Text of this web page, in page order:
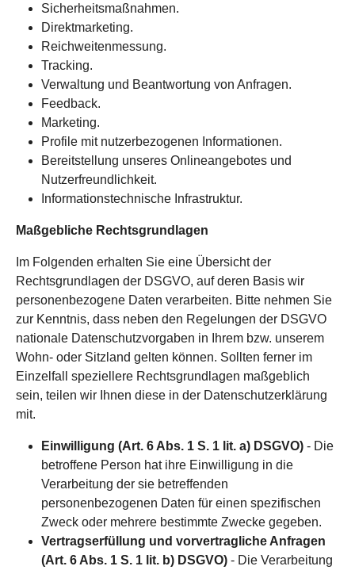
Sicherheitsmaßnahmen.
Direktmarketing.
Reichweitenmessung.
Tracking.
Verwaltung und Beantwortung von Anfragen.
Feedback.
Marketing.
Profile mit nutzerbezogenen Informationen.
Bereitstellung unseres Onlineangebotes und
Nutzerfreundlichkeit.
Informationstechnische Infrastruktur.
Maßgebliche Rechtsgrundlagen
Im Folgenden erhalten Sie eine Übersicht der
Rechtsgrundlagen der DSGVO, auf deren Basis wir
personenbezogene Daten verarbeiten. Bitte nehmen Sie
zur Kenntnis, dass neben den Regelungen der DSGVO
nationale Datenschutzvorgaben in Ihrem bzw. unserem
Wohn- oder Sitzland gelten können. Sollten ferner im
Einzelfall speziellere Rechtsgrundlagen maßgeblich
sein, teilen wir Ihnen diese in der Datenschutzerklärung
mit.
Einwilligung (Art. 6 Abs. 1 S. 1 lit. a) DSGVO) - Die
betroffene Person hat ihre Einwilligung in die
Verarbeitung der sie betreffenden
personenbezogenen Daten für einen spezifischen
Zweck oder mehrere bestimmte Zwecke gegeben.
Vertragserfüllung und vorvertragliche Anfragen
(Art. 6 Abs. 1 S. 1 lit. b) DSGVO) - Die Verarbeitung